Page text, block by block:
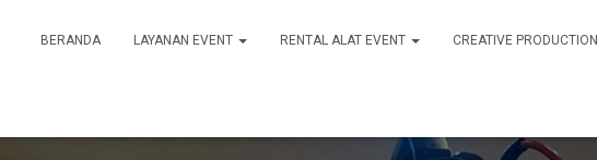
BERANDA LAYANAN EVENT RENTAL ALAT EVENT CREATIVE PRODUCTION